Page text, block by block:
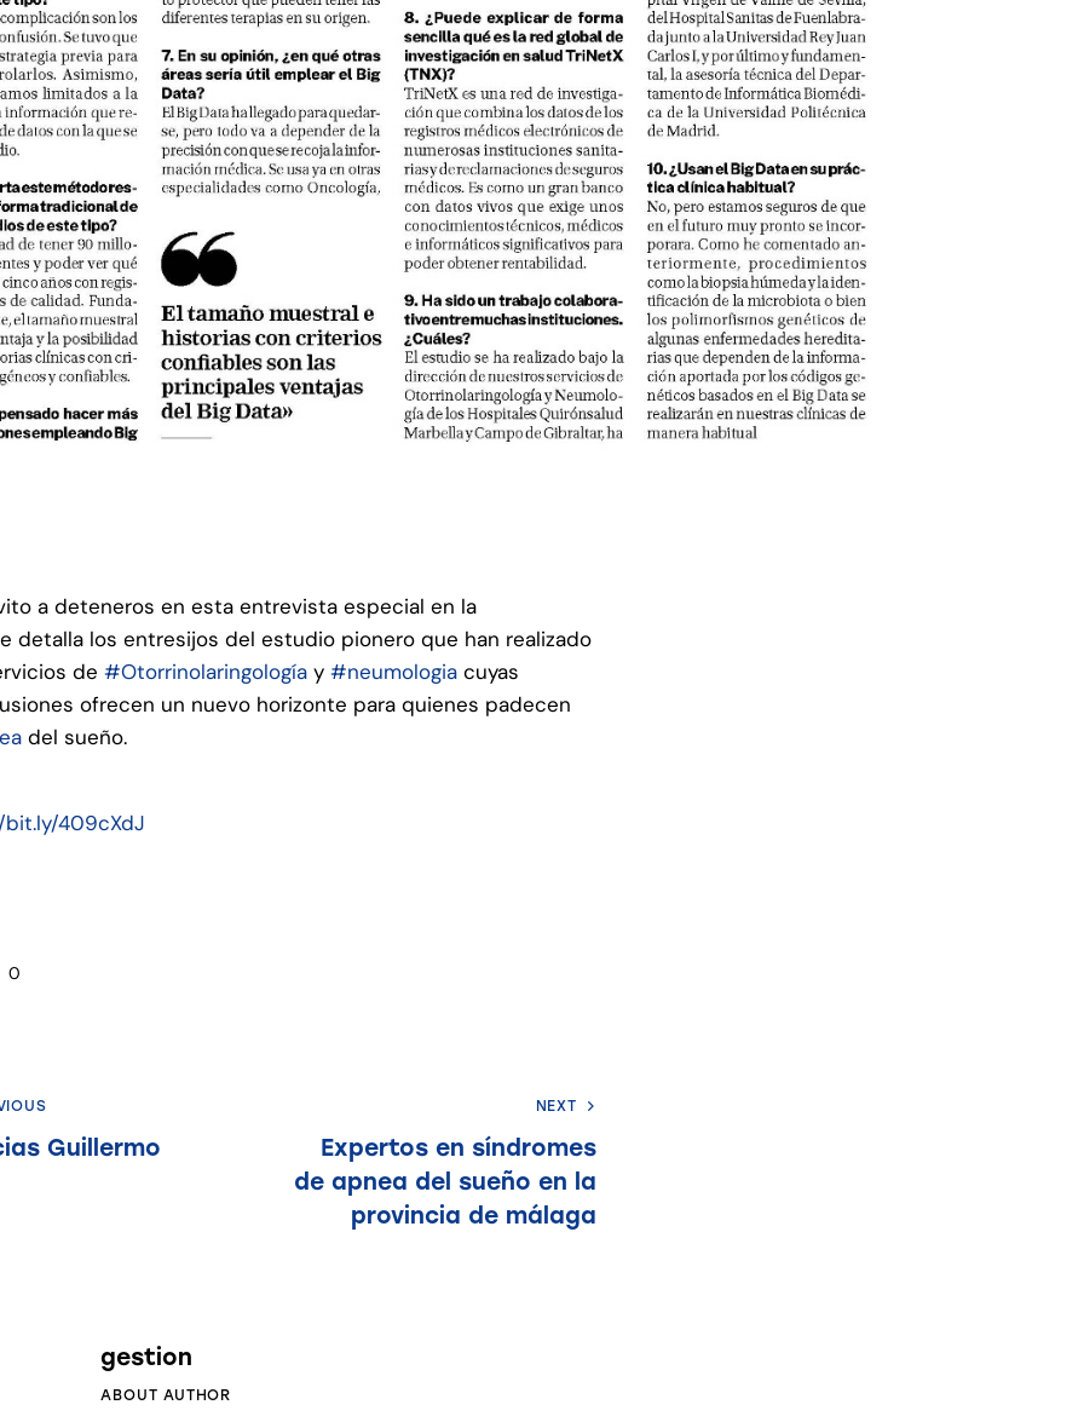
a deteneros en esta entrevista especial en la
detalla los entresijos del estudio pionero que han realizado
de#Otorrinolaringología y#neumologia cuyas
ofrecen un nuevo horizonte para quienes padecen
del sueño.
409cXdJ
0
Guillermo
NEXT
Expertos en síndromes
de apnea del sueño en la
provincia de málaga
gestion
ABOUT AUTHOR